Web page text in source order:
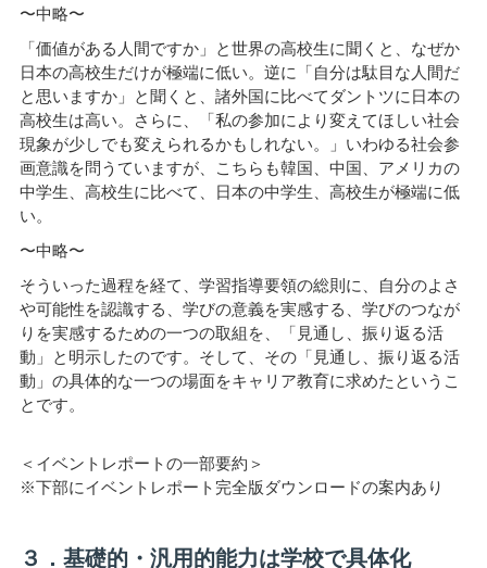
〜中略〜
「価値がある人間ですか」と世界の高校生に聞くと、なぜか
日本の高校生だけが極端に低い。逆に「自分は駄目な人間だ
と思いますか」と聞くと、諸外国に比べてダントツに日本の
高校生は高い。さらに、「私の参加により変えてほしい社会
現象が少しでも変えられるかもしれない。」いわゆる社会参
画意識を問うていますが、こちらも韓国、中国、アメリカの
中学生、高校生に比べて、日本の中学生、高校生が極端に低
い。
〜中略〜
そういった過程を経て、学習指導要領の総則に、自分のよさ
や可能性を認識する、学びの意義を実感する、学びのつなが
りを実感するための一つの取組を、「見通し、振り返る活
動」と明示したのです。そして、その「見通し、振り返る活
動」の具体的な一つの場面をキャリア教育に求めたというこ
とです。
＜イベントレポートの一部要約＞
※下部にイベントレポート完全版ダウンロードの案内あり
３．基礎的・汎用的能力は学校で具体化